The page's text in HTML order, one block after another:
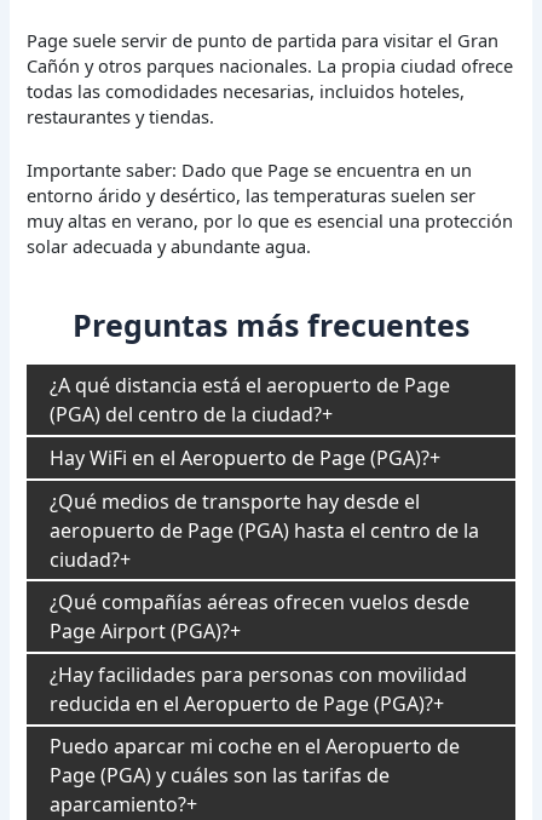
Page suele servir de punto de partida para visitar el Gran
Cañón y otros parques nacionales. La propia ciudad ofrece
todas las comodidades necesarias, incluidos hoteles,
restaurantes y tiendas.
Importante saber: Dado que Page se encuentra en un
entorno árido y desértico, las temperaturas suelen ser
muy altas en verano, por lo que es esencial una protección
solar adecuada y abundante agua.
Preguntas más frecuentes
¿A qué distancia está el aeropuerto de Page
(PGA) del centro de la ciudad?
Hay WiFi en el Aeropuerto de Page (PGA)?
¿Qué medios de transporte hay desde el
aeropuerto de Page (PGA) hasta el centro de la
ciudad?
¿Qué compañías aéreas ofrecen vuelos desde
Page Airport (PGA)?
¿Hay facilidades para personas con movilidad
reducida en el Aeropuerto de Page (PGA)?
Puedo aparcar mi coche en el Aeropuerto de
Page (PGA) y cuáles son las tarifas de
aparcamiento?